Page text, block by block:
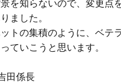
を知らないので、変更点
ました。
トの集積のように、ベテ
ていこうと思います。
田係長